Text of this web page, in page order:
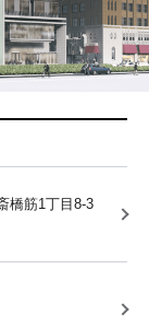
橋筋1丁目8-3